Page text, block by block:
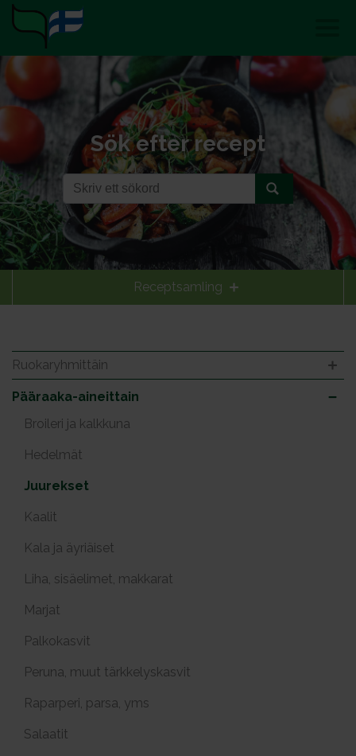
Sök efter recept
Receptsamling
Ruokaryhmittäin
Pääraaka-aineittain
Broileri ja kalkkuna
Hedelmät
Juurekset
Kaalit
Kala ja äyriäiset
Liha, sisäelimet, makkarat
Marjat
Palkokasvit
Peruna, muut tärkkelyskasvit
Raparperi, parsa, yms
Salaatit